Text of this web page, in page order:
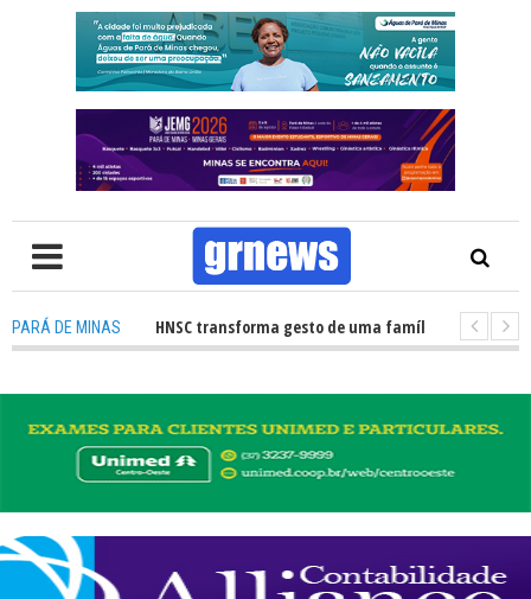
PARÁ DE MINAS
de órgãos no HNSC transforma gesto de uma família em esperança